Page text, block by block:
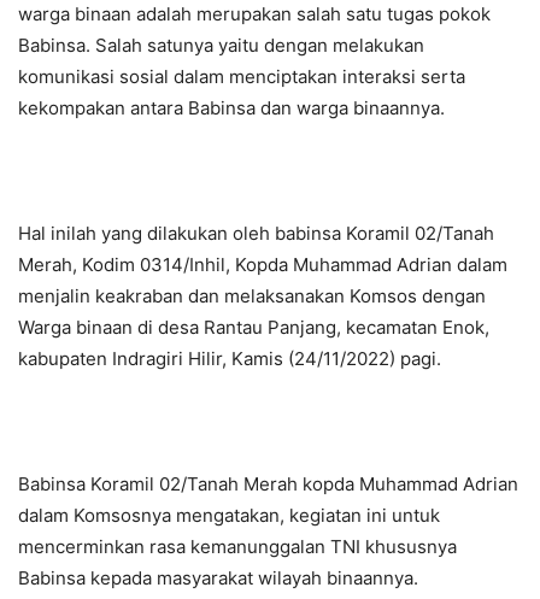
warga binaan adalah merupakan salah satu tugas pokok
Babinsa. Salah satunya yaitu dengan melakukan
komunikasi sosial dalam menciptakan interaksi serta
kekompakan antara Babinsa dan warga binaannya.
Hal inilah yang dilakukan oleh babinsa Koramil 02/Tanah
Merah, Kodim 0314/Inhil, Kopda Muhammad Adrian dalam
menjalin keakraban dan melaksanakan Komsos dengan
Warga binaan di desa Rantau Panjang, kecamatan Enok,
kabupaten Indragiri Hilir, Kamis (24/11/2022) pagi.
Babinsa Koramil 02/Tanah Merah kopda Muhammad Adrian
dalam Komsosnya mengatakan, kegiatan ini untuk
mencerminkan rasa kemanunggalan TNI khususnya
Babinsa kepada masyarakat wilayah binaannya.